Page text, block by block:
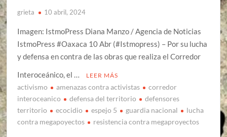
grieta 10 abril, 2024
Imagen: IstmoPress Diana Manzo / Agencia de Noticias
IstmoPress #Oaxaca 10 Abr (#Istmopress) – Por su lucha
y defensa en contra de las obras que realiza el Corredor
Interoceánico, el …
LEER MÁS
activismo amenazas contra activistas
corredor
interoceanico
defensa del territorio
defensores
territorio
ecocidio espejo 5 guardia nacional
lucha
contra megapoyectos
resistencia contra megaproyectos